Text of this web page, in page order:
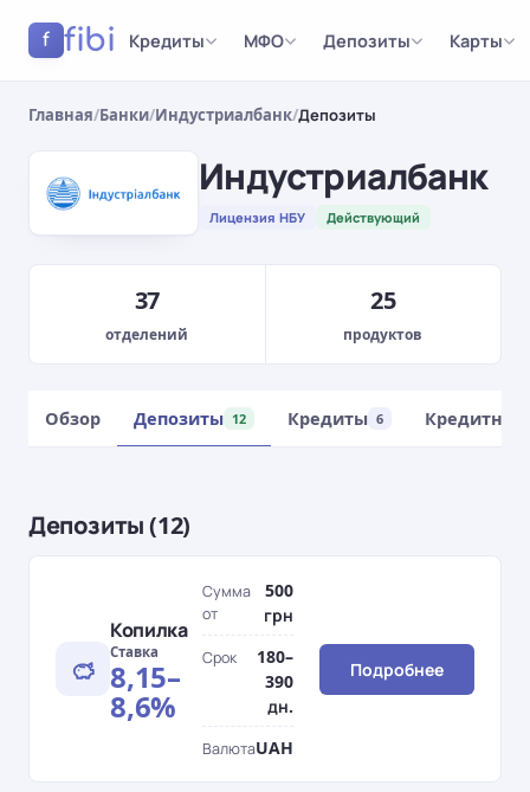
f fibi Кредиты МФО Депозиты Карты
Главная/Банки/Индустриалбанк/Депозиты
Индустриалбанк
Лицензия НБУ Действующий
37
отделений
25
продуктов
Обзор Депозиты 12 Кредиты 6
Депозиты (12)
Копилка
Ставка
8,15–
8,6%
Сумма
от
500
грн
Срок
180–
390
дн.
ВалютаUAH
Подробнее